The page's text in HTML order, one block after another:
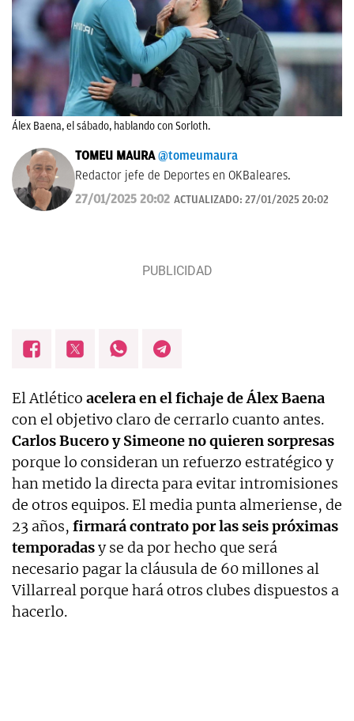
Álex Baena, el sábado, hablando con Sorloth.
TOMEU MAURA @tomeumaura
Redactor jefe de Deportes en OKBaleares.
27/01/2025 20:02 ACTUALIZADO: 27/01/2025 20:02
El Atlético acelera en el fichaje de Álex Baena
con el objetivo claro de cerrarlo cuanto antes.
Carlos Bucero y Simeone no quieren sorpresas
porque lo consideran un refuerzo estratégico y
han metido la directa para evitar intromisiones
de otros equipos. El media punta almeriense, de
23 años, firmará contrato por las seis próximas
temporadasy se da por hecho que será
necesario pagar la cláusula de 60 millones al
Villarreal porque hará otros clubes dispuestos a
hacerlo.